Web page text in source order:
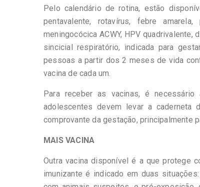
Pelo calendário de rotina, estão
pentavalente, rotavírus, febre
meningocócica ACWY, HPV
sincicial respiratório, indicada para
pessoas a partir dos 2 meses de vida
vacina de cada um.
Para receber as vacinas, é
adolescentes devem levar a caderneta
comprovante da gestação, principalmente
MAIS VACINA
Outra vacina disponível é a que protege
imunizante é indicado em duas